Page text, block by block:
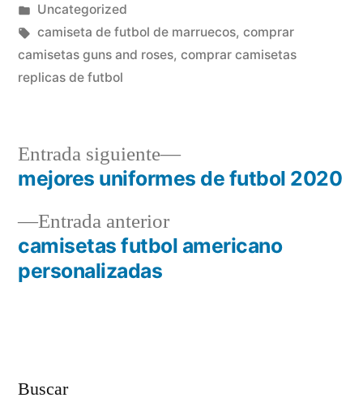
por
Publicado
en
Uncategorized
Etiquetas:
camiseta de futbol de marruecos, comprar
camisetas guns and roses, comprar camisetas
replicas de futbol
Navegación
de
entradas
Entrada anteriorEntrada
anterior:
camisetas futbol americano
personalizadas
Entrada siguiente
Entrada
siguiente:
mejores uniformes de futbol 2020
Buscar